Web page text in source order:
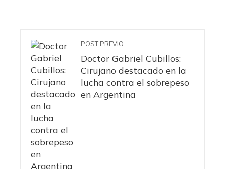
POST PREVIO
Doctor Gabriel Cubillos:
Cirujano destacado en la
lucha contra el sobrepeso
en Argentina